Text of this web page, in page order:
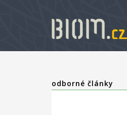
odborné články